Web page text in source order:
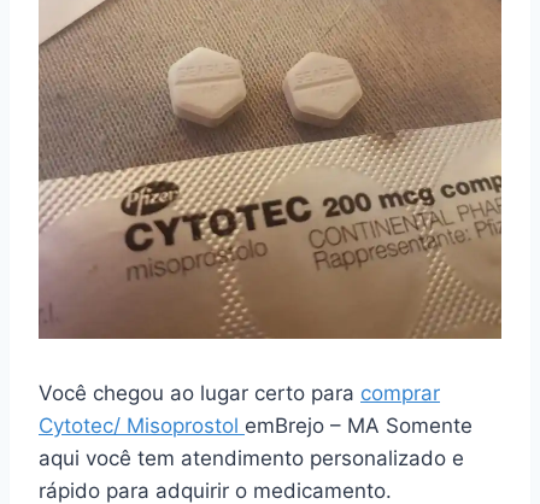
Você chegou ao lugar certo para comprar
Cytotec/ Misoprostol emBrejo – MA Somente
aqui você tem atendimento personalizado e
rápido para adquirir o medicamento.